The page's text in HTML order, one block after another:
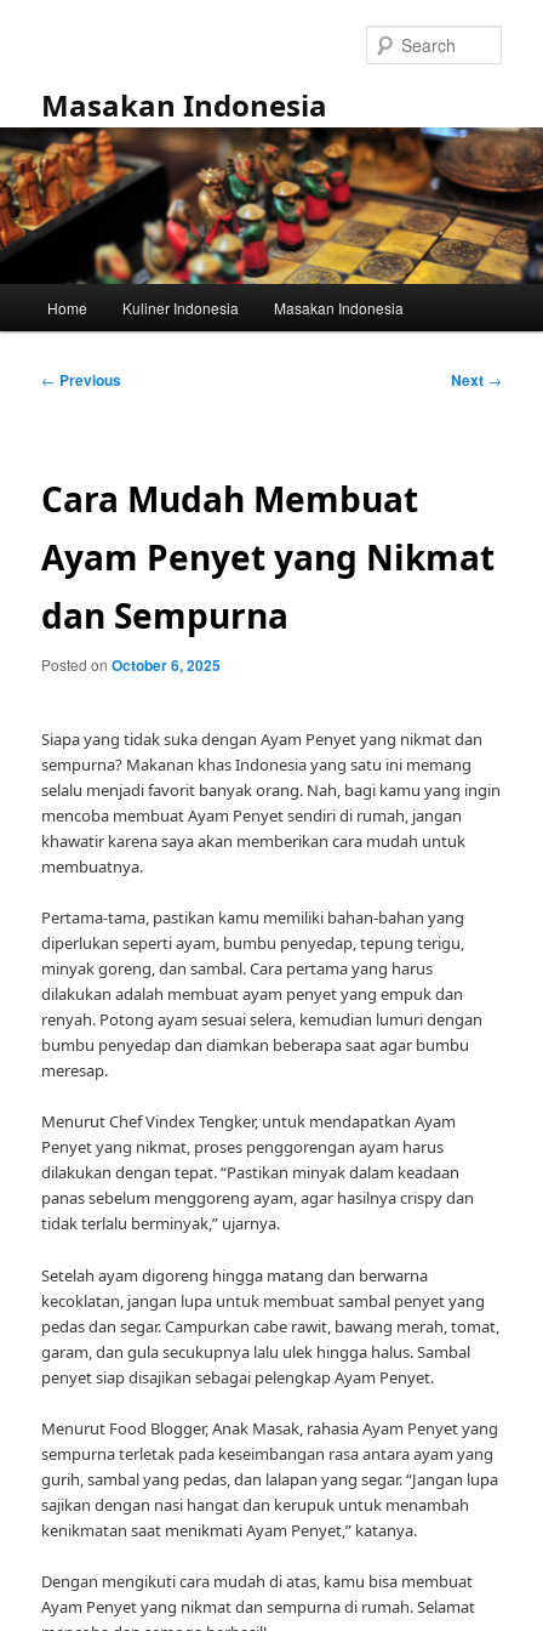
Masakan Indonesia
Home Kuliner Indonesia Masakan Indonesia
Post
← Previous Next →
Cara Mudah Membuat
Ayam Penyet yang Nikmat
dan Sempurna
Posted onOctober 6, 2025
Siapa yang tidak suka dengan Ayam Penyet yang nikmat dan
sempurna? Makanan khas Indonesia yang satu ini memang
selalu menjadi favorit banyak orang. Nah, bagi kamu yang ingin
mencoba membuat Ayam Penyet sendiri di rumah, jangan
khawatir karena saya akan memberikan cara mudah untuk
membuatnya.
Pertama-tama, pastikan kamu memiliki bahan-bahan yang
diperlukan seperti ayam, bumbu penyedap, tepung terigu,
minyak goreng, dan sambal. Cara pertama yang harus
dilakukan adalah membuat ayam penyet yang empuk dan
renyah. Potong ayam sesuai selera, kemudian lumuri dengan
bumbu penyedap dan diamkan beberapa saat agar bumbu
meresap.
Menurut Chef Vindex Tengker, untuk mendapatkan Ayam
Penyet yang nikmat, proses penggorengan ayam harus
dilakukan dengan tepat. “Pastikan minyak dalam keadaan
panas sebelum menggoreng ayam, agar hasilnya crispy dan
tidak terlalu berminyak,” ujarnya.
Setelah ayam digoreng hingga matang dan berwarna
kecoklatan, jangan lupa untuk membuat sambal penyet yang
pedas dan segar. Campurkan cabe rawit, bawang merah, tomat,
garam, dan gula secukupnya lalu ulek hingga halus. Sambal
penyet siap disajikan sebagai pelengkap Ayam Penyet.
Menurut Food Blogger, Anak Masak, rahasia Ayam Penyet yang
sempurna terletak pada keseimbangan rasa antara ayam yang
gurih, sambal yang pedas, dan lalapan yang segar. “Jangan lupa
sajikan dengan nasi hangat dan kerupuk untuk menambah
kenikmatan saat menikmati Ayam Penyet,” katanya.
Dengan mengikuti cara mudah di atas, kamu bisa membuat
Ayam Penyet yang nikmat dan sempurna di rumah. Selamat